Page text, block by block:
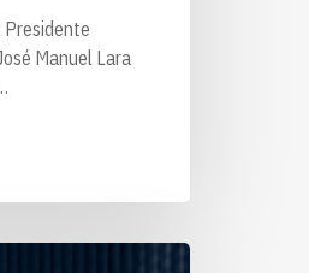
Presidente
Manuel Lara